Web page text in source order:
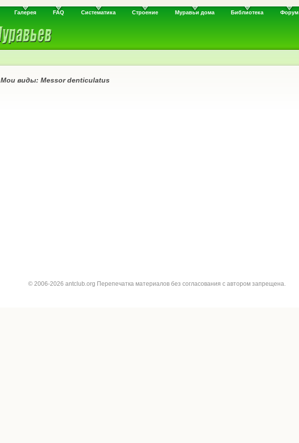
Галерея FAQ Систематика Строение Муравьи дома Библиотека Форум
Мои виды: Messor denticulatus
© 2006-2026 antclub.org Перепечатка материалов без согласования с автором запрещена.